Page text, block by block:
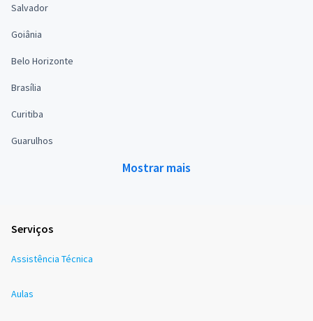
Salvador
Goiânia
Belo Horizonte
Brasília
Curitiba
Guarulhos
Mostrar mais
Serviços
Assistência Técnica
Aulas